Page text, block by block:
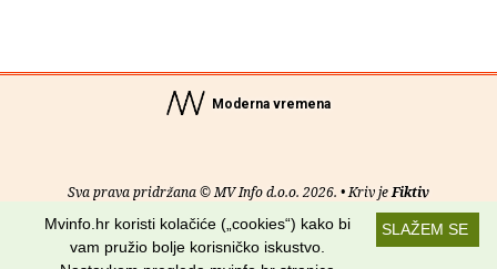
Moderna vremena
Sva prava pridržana © MV Info d.o.o. 2026. • Kriv jeFiktiv
Uvjeti korištenja RSS kanaliSLAŽEM SE
Mvinfo.hr koristi kolačiće („cookies“) kako bi
vam pružio bolje korisničko iskustvo.